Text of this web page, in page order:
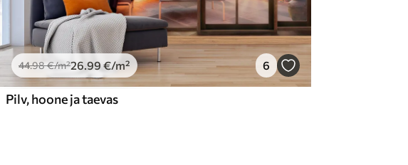
44.98€/m²26.99 €/m² 6
Pilv, hoone ja taevas